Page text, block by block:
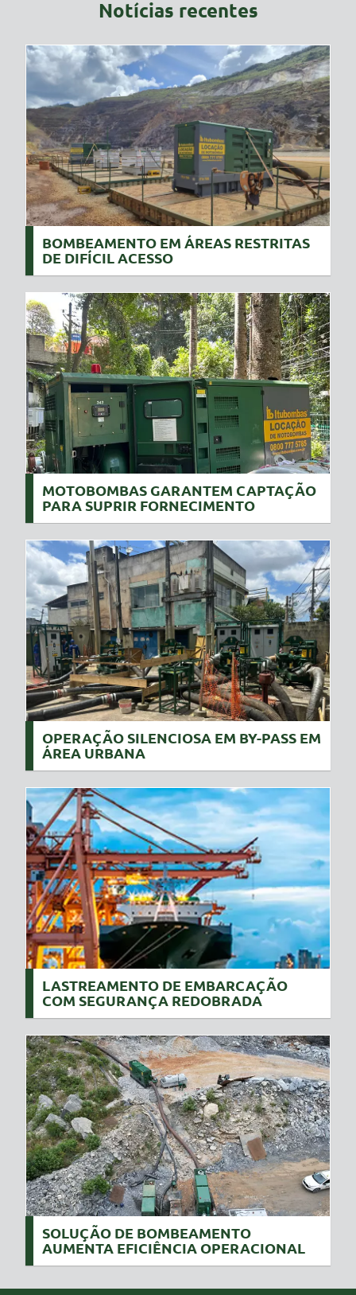
Notícias recentes
BOMBEAMENTO EM ÁREAS RESTRITAS
DE DIFÍCIL ACESSO
MOTOBOMBAS GARANTEM CAPTAÇÃO
PARA SUPRIR FORNECIMENTO
OPERAÇÃO SILENCIOSA EM BY-PASS EM
ÁREA URBANA
LASTREAMENTO DE EMBARCAÇÃO
COM SEGURANÇA REDOBRADA
SOLUÇÃO DE BOMBEAMENTO
AUMENTA EFICIÊNCIA OPERACIONAL